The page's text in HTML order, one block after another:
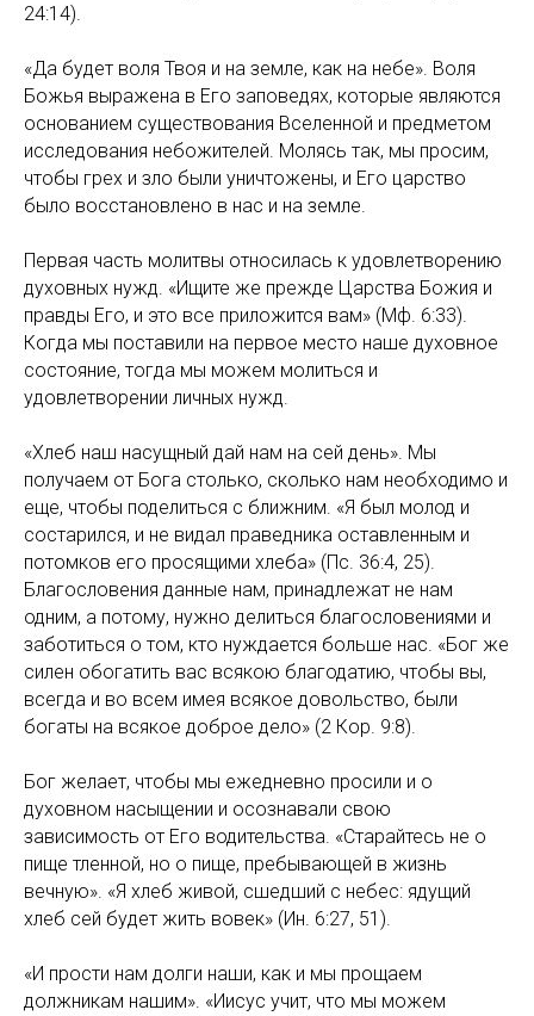
24:14).
«Да будет воля Твоя и на земле, как на небе». Воля
Божья выражена в Его заповедях, которые являются
основанием существования Вселенной и предметом
исследования небожителей. Молясь так, мы просим,
чтобы грех и зло были уничтожены, и Его царство
было восстановлено в нас и на земле.
Первая часть молитвы относилась к удовлетворению
духовных нужд. «Ищите же прежде Царства Божия и
правды Его, и это все приложится вам» (Мф. 6:33).
Когда мы поставили на первое место наше духовное
состояние, тогда мы можем молиться и
удовлетворении личных нужд.
«Хлеб наш насущный дай нам на сей день». Мы
получаем от Бога столько, сколько нам необходимо и
еще, чтобы поделиться с ближним. «Я был молод и
состарился, и не видал праведника оставленным и
потомков его просящими хлеба» (Пс. 36:4, 25).
Благословения данные нам, принадлежат не нам
одним, а потому, нужно делиться благословениями и
заботиться о том, кто нуждается больше нас. «Бог же
силен обогатить вас всякою благодатию, чтобы вы,
всегда и во всем имея всякое довольство, были
богаты на всякое доброе дело» (2 Кор. 9:8).
Бог желает, чтобы мы ежедневно просили и о
духовном насыщении и осознавали свою
зависимость от Его водительства. «Старайтесь не о
пище тленной, но о пище, пребывающей в жизнь
вечную». «Я хлеб живой, сшедший с небес: ядущий
хлеб сей будет жить вовек» (Ин. 6:27, 51).
«И прости нам долги наши, как и мы прощаем
должникам нашим». «Иисус учит, что мы можем